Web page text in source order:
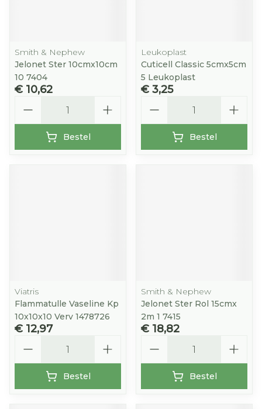
Smith & Nephew
Jelonet Ster 10cmx10cm
10 7404
€ 10,62
Bestel
Leukoplast
Cuticell Classic 5cmx5cm
5 Leukoplast
€ 3,25
Bestel
Viatris
Flammatulle Vaseline Kp
10x10x10 Verv 1478726
€ 12,97
Bestel
Smith & Nephew
Jelonet Ster Rol 15cmx
2m 1 7415
€ 18,82
Bestel